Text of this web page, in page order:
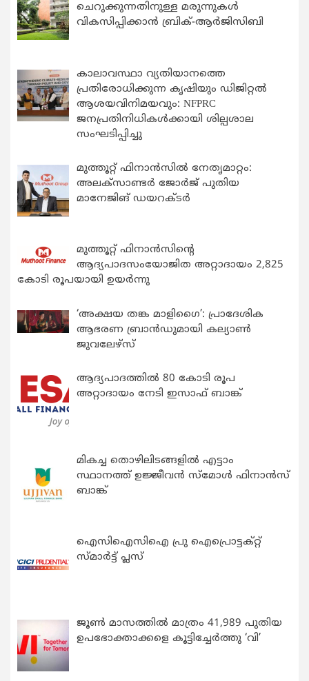
ചെറുക്കുന്നതിനുള്ള മരുന്നുകള്‍
വികസിപ്പിക്കാന്‍ ബ്രിക്-ആര്‍ജിസിബി
കാലാവസ്ഥാ വ്യതിയാനത്തെ
പ്രതിരോധിക്കുന്ന കൃഷിയും ഡിജിറ്റൽ
ആശയവിനിമയവും: NFPRC
ജനപ്രതിനിധികൾക്കായി ശില്പശാല
സംഘടിപ്പിച്ചു
മുത്തൂറ്റ് ഫിനാൻസിൽ നേതൃമാറ്റം:
അലക്സാണ്ടർ ജോർജ് പുതിയ
മാനേജിങ് ഡയറക്ടർ
മുത്തൂറ്റ് ഫിനാൻസിന്റെ
ആദ്യപാദസംയോജിത അറ്റാദായം 2,825
കോടി രൂപയായി ഉയർന്നു
‘അക്ഷയ തങ്ക മാളിഗൈ’: പ്രാദേശിക
ആഭരണ ബ്രാന്‍ഡുമായി കല്യാണ്‍
ജുവലേഴ്‌സ്
ആദ്യപാദത്തിൽ 80 കോടി രൂപ
അറ്റാദായം നേടി ഇസാഫ് ബാങ്ക്
മികച്ച തൊഴിലിടങ്ങളിൽ എട്ടാം
സ്ഥാനത്ത് ഉജ്ജീവൻ സ്മോൾ ഫിനാൻസ്
ബാങ്ക്
ഐസിഐസിഐ പ്രു ഐപ്രൊട്ടക്റ്റ്
സ്മാർട്ട് പ്ലസ്
ജൂൺ മാസത്തിൽ മാത്രം 41,989 പുതിയ
ഉപഭോക്താക്കളെ കൂട്ടിച്ചേർത്തു ‘വി’